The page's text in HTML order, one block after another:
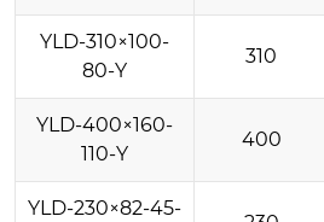
YLD-310×100-
80-Y
310
YLD-400×160-
110-Y
400
YLD-230×82-45-